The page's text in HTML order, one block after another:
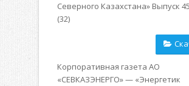
Северного Казахстана» Выпуск
(32)
Корпоративная газета АО
«СЕВКАЗЭНЕРГО» — «Энергетик